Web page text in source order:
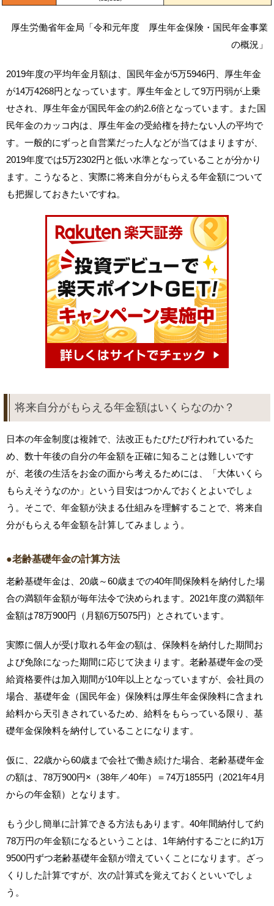
厚生労働省年金局「令和元年度 厚生年金保険・国民年金事業
の概況」
2019年度の平均年金月額は、国民年金が5万5946円、厚生年金
が14万4268円となっています。厚生年金として9万円弱が上乗
せされ、厚生年金が国民年金の約2.6倍となっています。また国
民年金のカッコ内は、厚生年金の受給権を持たない人の平均で
す。一般的にずっと自営業だった人などが当てはまりますが、
2019年度では5万2302円と低い水準となっていることが分かり
ます。こうなると、実際に将来自分がもらえる年金額について
も把握しておきたいですね。
将来自分がもらえる年金額はいくらなのか？
日本の年金制度は複雑で、法改正もたびたび行われているた
め、数十年後の自分の年金額を正確に知ることは難しいです
が、老後の生活をお金の面から考えるためには、「大体いくら
もらえそうなのか」という目安はつかんでおくとよいでしょ
う。そこで、年金額が決まる仕組みを理解することで、将来自
分がもらえる年金額を計算してみましょう。
●老齢基礎年金の計算方法
老齢基礎年金は、20歳～60歳までの40年間保険料を納付した場
合の満額年金額が毎年法令で決められます。2021年度の満額年
金額は78万900円（月額6万5075円）とされています。
実際に個人が受け取れる年金の額は、保険料を納付した期間お
よび免除になった期間に応じて決まります。老齢基礎年金の受
給資格要件は加入期間が10年以上となっていますが、会社員の
場合、基礎年金（国民年金）保険料は厚生年金保険料に含まれ
給料から天引きされているため、給料をもらっている限り、基
礎年金保険料を納付していることになります。
仮に、22歳から60歳まで会社で働き続けた場合、老齢基礎年金
の額は、78万900円×（38年／40年）＝74万1855円（2021年4月
からの年金額）となります。
もう少し簡単に計算できる方法もあります。40年間納付して約
78万円の年金額になるということは、1年納付するごとに約1万
9500円ずつ老齢基礎年金額が増えていくことになります。ざっ
くりした計算ですが、次の計算式を覚えておくといいでしょ
う。